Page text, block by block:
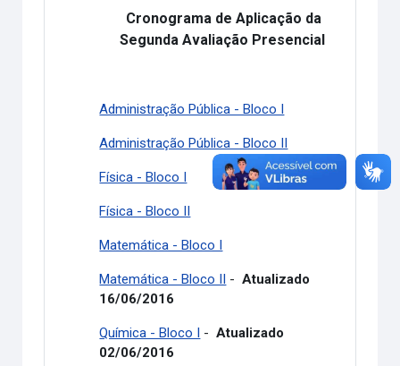
Cronograma de Aplicação da
Segunda Avaliação Presencial
Administração Pública - Bloco I
Administração Pública - Bloco II
Física - Bloco I
Física - Bloco II
Matemática - Bloco I
Matemática - Bloco II - Atualizado
16/06/2016
Química - Bloco I - Atualizado
02/06/2016